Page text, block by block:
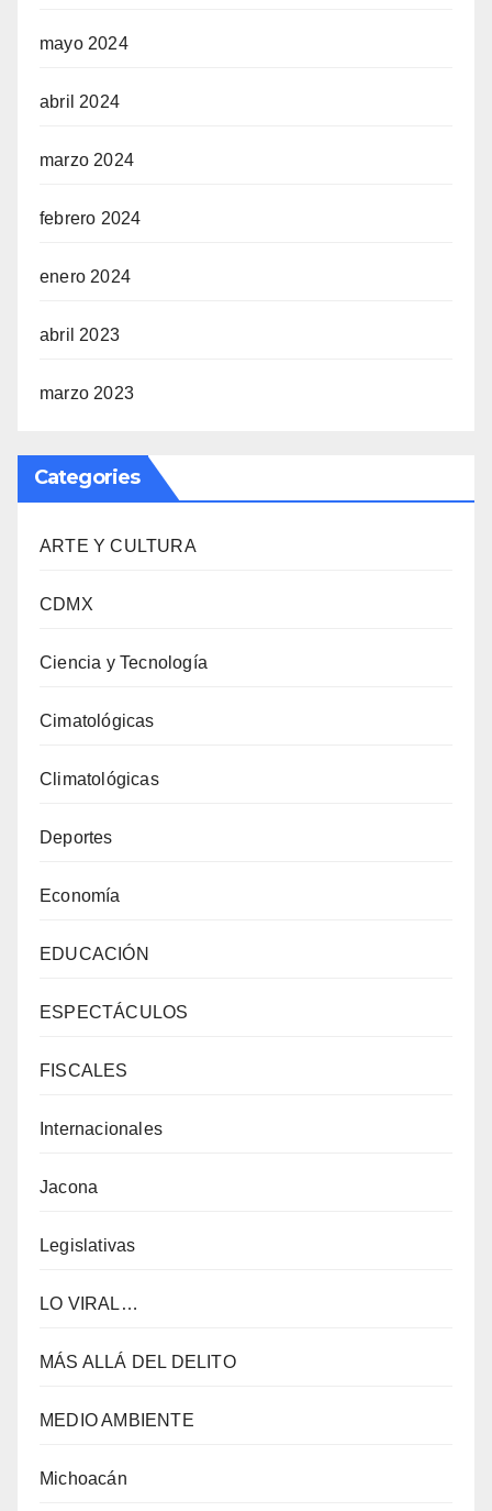
mayo 2024
abril 2024
marzo 2024
febrero 2024
enero 2024
abril 2023
marzo 2023
Categories
ARTE Y CULTURA
CDMX
Ciencia y Tecnología
Cimatológicas
Climatológicas
Deportes
Economía
EDUCACIÓN
ESPECTÁCULOS
FISCALES
Internacionales
Jacona
Legislativas
LO VIRAL…
MÁS ALLÁ DEL DELITO
MEDIO AMBIENTE
Michoacán